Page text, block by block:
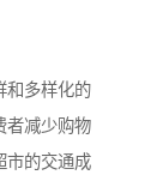
和多样化的
者减少购物
市的交通成